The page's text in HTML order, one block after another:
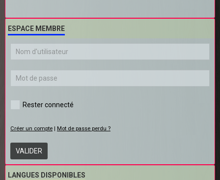
ESPACE MEMBRE
Rester connecté
Créer un compte Mot de passe perdu ?
VALIDER
LANGUES DISPONIBLES